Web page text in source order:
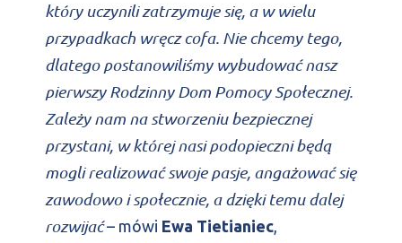
który uczynili zatrzymuje się, a w wielu
przypadkach wręcz cofa. Nie chcemy tego,
dlatego postanowiliśmy wybudować nasz
pierwszy Rodzinny Dom Pomocy Społecznej.
Zależy nam na stworzeniu bezpiecznej
przystani, w której nasi podopieczni będą
mogli realizować swoje pasje, angażować się
zawodowo i społecznie, a dzięki temu dalej
rozwijać– mówi Ewa Tietianiec,